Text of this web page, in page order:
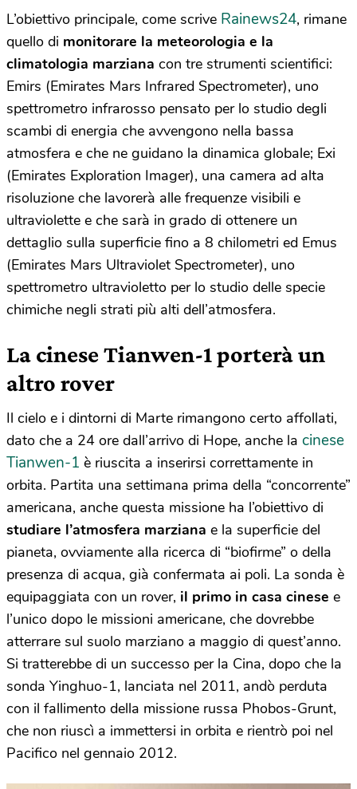
L’obiettivo principale, come scrive Rainews24, rimane
quello di monitorare la meteorologia e la
climatologia marziana con tre strumenti scientifici:
Emirs (Emirates Mars Infrared Spectrometer), uno
spettrometro infrarosso pensato per lo studio degli
scambi di energia che avvengono nella bassa
atmosfera e che ne guidano la dinamica globale; Exi
(Emirates Exploration Imager), una camera ad alta
risoluzione che lavorerà alle frequenze visibili e
ultraviolette e che sarà in grado di ottenere un
dettaglio sulla superficie fino a 8 chilometri ed Emus
(Emirates Mars Ultraviolet Spectrometer), uno
spettrometro ultravioletto per lo studio delle specie
chimiche negli strati più alti dell’atmosfera.
La cinese Tianwen-1 porterà un
altro rover
Il cielo e i dintorni di Marte rimangono certo affollati,
dato che a 24 ore dall’arrivo di Hope, anche la cinese
Tianwen-1 è riuscita a inserirsi correttamente in
orbita. Partita una settimana prima della “concorrente”
americana, anche questa missione ha l’obiettivo di
studiare l’atmosfera marziana e la superficie del
pianeta, ovviamente alla ricerca di “biofirme” o della
presenza di acqua, già confermata ai poli. La sonda è
equipaggiata con un rover, il primo in casa cinese e
l’unico dopo le missioni americane, che dovrebbe
atterrare sul suolo marziano a maggio di quest’anno.
Si tratterebbe di un successo per la Cina, dopo che la
sonda Yinghuo-1, lanciata nel 2011, andò perduta
con il fallimento della missione russa Phobos-Grunt,
che non riuscì a immettersi in orbita e rientrò poi nel
Pacifico nel gennaio 2012.